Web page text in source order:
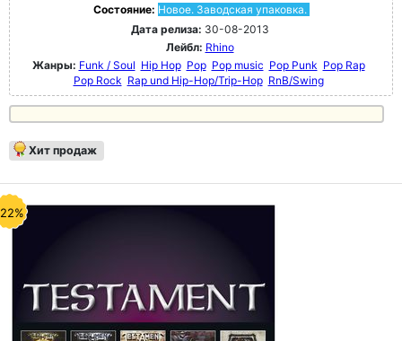
Состояние: Новое. Заводская упаковка.
Дата релиза: 30-08-2013
Лейбл: Rhino
Жанры: Funk / Soul Hip Hop Pop Pop music Pop Punk Pop Rap
Pop Rock Rap und Hip-Hop/Trip-Hop RnB/Swing
Хит продаж